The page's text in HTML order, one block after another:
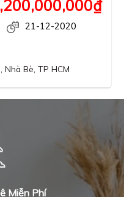
₫
21-12-2020
Nhà Bè, TP HCM
Miễn Phí